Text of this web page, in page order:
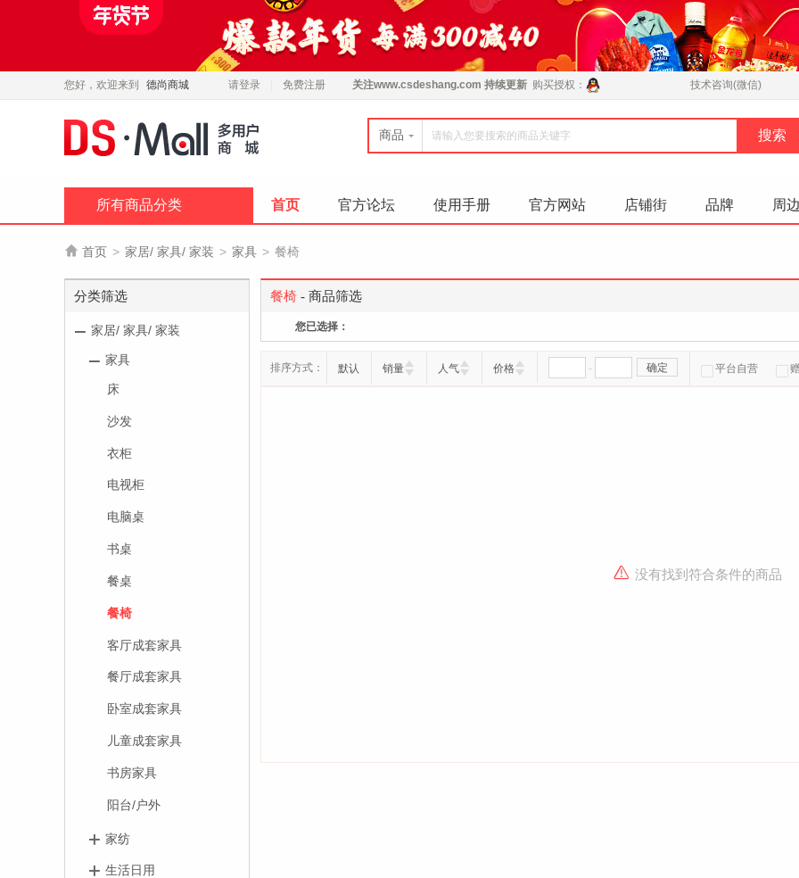
您好，欢迎来到 德尚商城 请登录 免费注册 关注www.csdeshang.com 持续更新 购买授权： 技术咨询(微信)
商品
所有商品分类 首页 官方论坛 使用手册 官方网站 店铺街 品牌 周边
 首页 > 家居/ 家具/ 家装 > 家具 > 餐椅
分类筛选
家居/ 家具/ 家装
家具
床
沙发
衣柜
电视柜
电脑桌
书桌
餐桌
餐椅
客厅成套家具
餐厅成套家具
卧室成套家具
儿童成套家具
书房家具
阳台/户外
家纺
生活日用
餐椅 - 商品筛选
您已选择：
排序方式： 默认 销量 人气 价格 - 确定 平台自营
没有找到符合条件的商品